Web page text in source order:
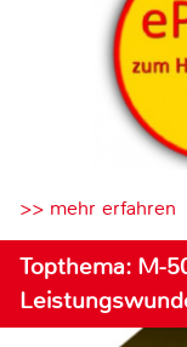
>> mehr erfahren
Topthema: M-